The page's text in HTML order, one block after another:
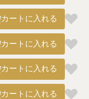
カートに入れる
カートに入れる
カートに入れる
カートに入れる